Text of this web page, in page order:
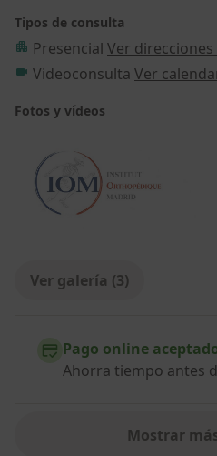
Tipos de consulta
Presencial Ver direcciones
Videoconsulta Ver
Fotos y vídeos
Ver galería (3)
Pago online
Ahorra tiempo antes
Mostrar